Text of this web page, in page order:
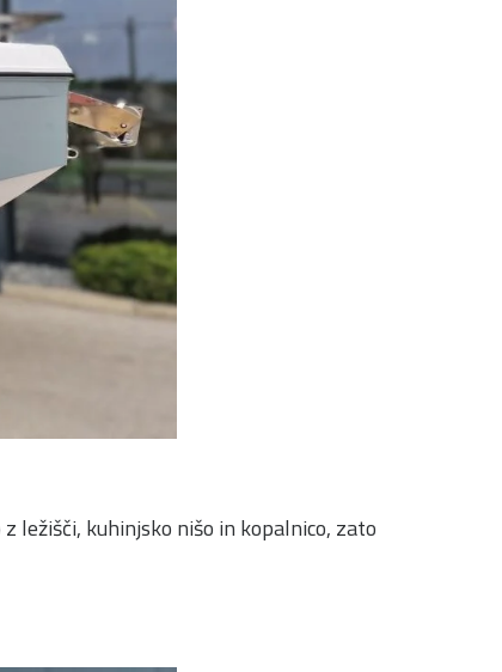
ležišči, kuhinjsko nišo in kopalnico, zato